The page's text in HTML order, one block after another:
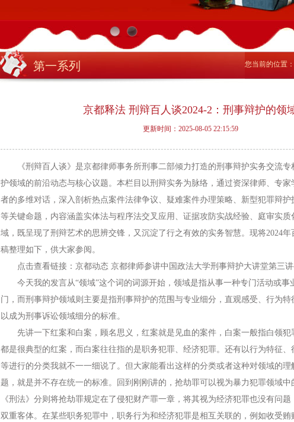
第一系列 您当前的位置：
京都释法 刑辩百人谈2024-2：刑事辩护的领
更新时间：2025-08-05 22:15:59
《刑辩百人谈》是京都律师事务所刑事二部倾力打造的刑事辩护实务交流专
护领域的前沿动态与核心议题。本栏目以刑辩实务为脉络，通过资深律师、专
者的多维对话，深入剖析热点案件法律争议、疑难案件办理策略、新型犯罪辩
等关键命题，内容涵盖实体法与程序法交叉应用、证据攻防实战经验、庭审实质
域，既呈现了刑辩艺术的思辨交锋，又沉淀了行之有效的实务智慧。现将2024
稿整理如下，供大家参阅。
点击查看链接：京都动态 京都律师参讲中国政法大学刑事辩护大讲堂第三
今天我的发言从“领域”这个词的词源开始，领域是指从事一种专门活动或事
门，而刑事辩护领域则主要是指刑事辩护的范围与专业细分，直观感受、行为特
以成为刑事诉讼领域细分的标准。
先讲一下红案和白案，顾名思义，红案就是见血的案件，白案一般指白领犯
都是很典型的红案，而白案往往指的是职务犯罪、经济犯罪。还有以行为特征
等进行的分类我就不一一细说了。但大家能看出这样的分类或者这种对领域的理
题，就是并不存在统一的标准。回到刚刚讲的，抢劫罪可以视为暴力犯罪领域
《刑法》分则将抢劫罪规定在了侵犯财产罪一章，将其视为经济犯罪也没有问
双重客体。在某些职务犯罪中，职务行为和经济犯罪是相互关联的，例如收受贿